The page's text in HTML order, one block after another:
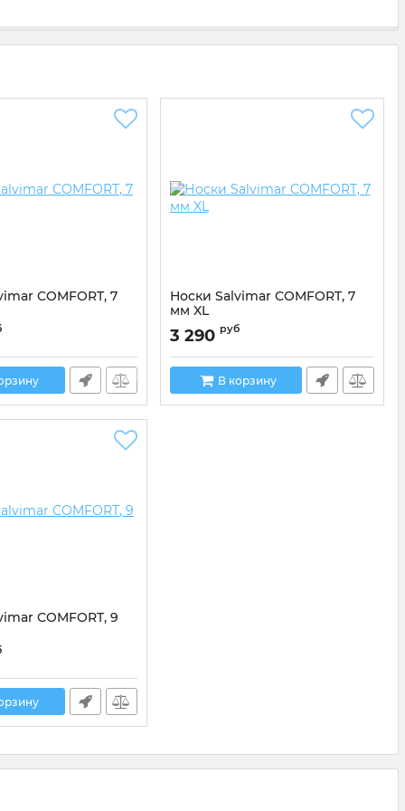
COMFORT, 7
Носки Salvimar COMFORT, 7
мм XL
Артикул: 200527D
3 290 руб
В корзину
COMFORT, 9